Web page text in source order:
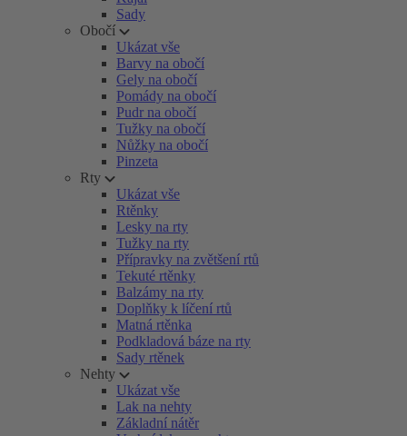
Sady
Obočí
Ukázat vše
Barvy na obočí
Gely na obočí
Pomády na obočí
Pudr na obočí
Tužky na obočí
Nůžky na obočí
Pinzeta
Rty
Ukázat vše
Rtěnky
Lesky na rty
Tužky na rty
Přípravky na zvětšení rtů
Tekuté rtěnky
Balzámy na rty
Doplňky k líčení rtů
Matná rtěnka
Podkladová báze na rty
Sady rtěnek
Nehty
Ukázat vše
Lak na nehty
Základní nátěr